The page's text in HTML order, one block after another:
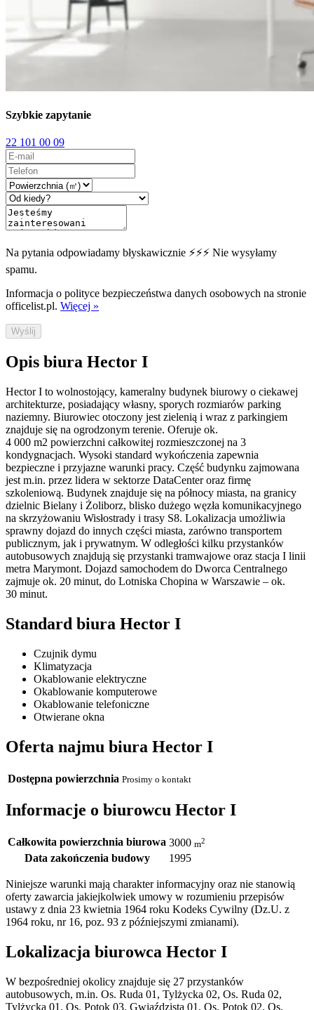
Szybkie zapytanie
22 101 00 09
Na pytania odpowiadamy błyskawicznie ⚡⚡⚡ Nie wysyłamy
spamu.
Informacja o polityce bezpieczeństwa danych osobowych na stronie
officelist.pl. Więcej »
Wyślij
Opis biura Hector I
Hector I to wolnostojący, kameralny budynek biurowy o ciekawej
architekturze, posiadający własny, sporych rozmiarów parking
naziemny. Biurowiec otoczony jest zielenią i wraz z parkingiem
znajduje się na ogrodzonym terenie. Oferuje ok.
4 000 m2 powierzchni całkowitej rozmieszczonej na 3
kondygnacjach. Wysoki standard wykończenia zapewnia
bezpieczne i przyjazne warunki pracy. Część budynku zajmowana
jest m.in. przez lidera w sektorze DataCenter oraz firmę
szkoleniową. Budynek znajduje się na północy miasta, na granicy
dzielnic Bielany i Żoliborz, blisko dużego węzła komunikacyjnego
na skrzyżowaniu Wisłostrady i trasy S8. Lokalizacja umożliwia
sprawny dojazd do innych części miasta, zarówno transportem
publicznym, jak i prywatnym. W odległości kilku przystanków
autobusowych znajdują się przystanki tramwajowe oraz stacja I linii
metra Marymont. Dojazd samochodem do Dworca Centralnego
zajmuje ok. 20 minut, do Lotniska Chopina w Warszawie – ok.
30 minut.
Standard biura Hector I
Czujnik dymu
Klimatyzacja
Okablowanie elektryczne
Okablowanie komputerowe
Okablowanie telefoniczne
Otwierane okna
Oferta najmu biura Hector I
Dostępna powierzchnia Prosimy o kontakt
Informacje o biurowcu Hector I
Całkowita powierzchnia biurowa 3000 m2
Data zakończenia budowy 1995
Niniejsze warunki mają charakter informacyjny oraz nie stanowią
oferty zawarcia jakiejkolwiek umowy w rozumieniu przepisów
ustawy z dnia 23 kwietnia 1964 roku Kodeks Cywilny (Dz.U. z
1964 roku, nr 16, poz. 93 z późniejszymi zmianami).
Lokalizacja biurowca Hector I
W bezpośredniej okolicy znajduje się 27 przystanków
autobusowych, m.in. Os. Ruda 01, Tylżycka 02, Os. Ruda 02,
Tylżycka 01, Os. Potok 03, Gwiaździsta 01, Os. Potok 02, Os.